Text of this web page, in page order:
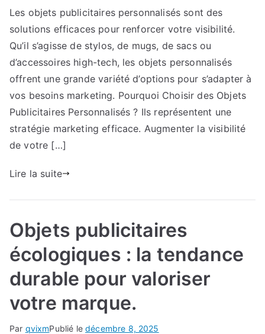
publicitaires
personnalisés
:
les
options
adaptées
votre
activité.
Les objets publicitaires personnalisés sont des
solutions efficaces pour renforcer votre visibilité.
Qu’il s’agisse de stylos, de mugs, de sacs ou
d’accessoires high-tech, les objets personnalisés
offrent une grande variété d’options pour s’adapter à
vos besoins marketing. Pourquoi Choisir des Objets
Publicitaires Personnalisés ? Ils représentent une
stratégie marketing efficace. Augmenter la visibilité
de votre […]
Lire la suite
Objets publicitaires
écologiques : la tendance
durable pour valoriser
votre marque.
Par qvixmPublié ledécembre 8, 2025